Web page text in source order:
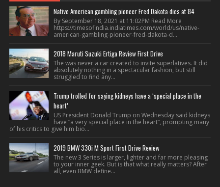
Native American gambling pioneer Fred Dakota dies at 84
By September 18, 2021 at 11:02PM Read More
https://timesofindia.indiatimes.com/world/us/native-
american-gambling-pioneer-fred-dakota-d...
2018 Maruti Suzuki Ertiga Review First Drive
The was never a car created to invite superlatives. It did
absolutely nothing in a spectacular fashion, but still
struggled to find any...
Trump trolled for saying kidneys have a ‘special place in the
heart’
US President Donald Trump on Wednesday said kidneys
have “a very special place in the heart”, prompting many
of his critics to give him bio...
2019 BMW 330i M Sport First Drive Review
The new 3 Series is larger, lighter and far more pleasing
to your inner geek. But is that what really matters? After
all, even BMW define...